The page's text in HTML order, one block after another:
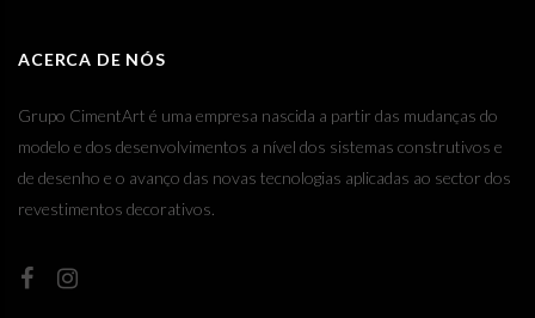
ACERCA DE NÓS
Grupo CimentArt é uma empresa nascida a partir das mudanças do
modelo e dos desenvolvimentos a nível dos sistemas construtivos e
de desenho e o avanço das novas tecnologias aplicadas ao sector dos
revestimentos decorativos.